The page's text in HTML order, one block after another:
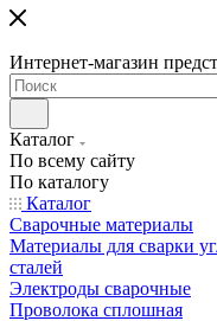
Интернет-магазин
Каталог
По всему сайту
По каталогу
Каталог
Сварочные материалы
Материалы для сварки
сталей
Электроды сварочные
Проволока сплошная